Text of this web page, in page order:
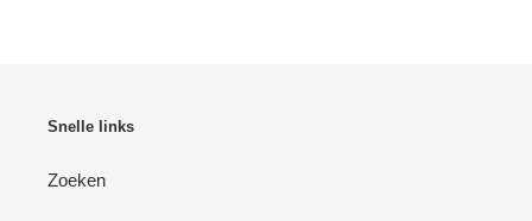
Snelle links
Zoeken